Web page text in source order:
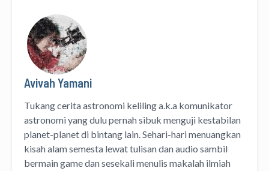
Avivah Yamani
Tukang cerita astronomi kelilinga.k.a komunikator
astronomiyang dulu pernah sibuk menguji kestabilan
planet-planet di bintang lain. Sehari-hari menuangkan
kisah alam semesta lewattulisandanaudio sambil
bermain game dan sesekali menulis makalah ilmiah